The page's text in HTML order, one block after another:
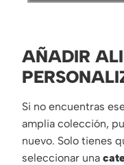
AÑADIR
Si no encuentras
amplia colección,
nuevo. Solo tienes
seleccionar una